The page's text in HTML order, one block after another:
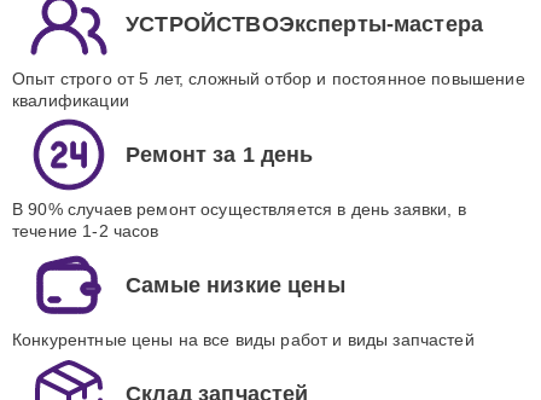
УСТРОЙСТВОЭксперты-мастера
Опыт строго от 5 лет, сложный отбор и постоянное повышение
квалификации
Ремонт за 1 день
В 90% случаев ремонт осуществляется в день заявки, в
течение 1-2 часов
Самые низкие цены
Конкурентные цены на все виды работ и виды запчастей
Склад запчастей